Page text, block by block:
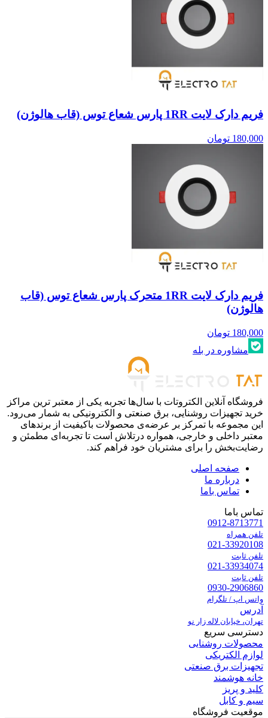
فریم دارک لایت 1RR پارس شعاع توس (قاب هالوژن)
180,000 تومان
فریم دارک لایت 1RR متحرک پارس شعاع توس (قاب
هالوژن)
180,000 تومان
مشاوره در بله
فروشگاه آنلاین الکتروتات با سال‌ها تجربه یکی از معتبر ترین مراکز
خرید تجهیزات روشنایی، برق صنعتی و الکترونیکی به شمار می‌رود.
این مجموعه با تمرکز بر عرضه‌ی محصولات باکیفیت از برندهای
معتبر داخلی و خارجی، همواره درتلاش است تا تجربه‌ای مطمئن و
رضایت‌بخش را برای مشتریان خود فراهم کند.
صفحه اصلی
درباره ما
تماس باما
تماس باما
0912-8713771
تلفن همراه
021-33920108
تلفن ثابت
021-33934074
تلفن ثابت
0930-2906860
واتس اپ / تلگرام
آدرس
تهران، خیابان لاله زار نو
دسترسی سریع
محصولات روشنایی
لوازم الکتریکی
تجهیزات برق صنعتی
خانه هوشمند
کلید و پریز
سیم و کابل
موقعیت فروشگاه